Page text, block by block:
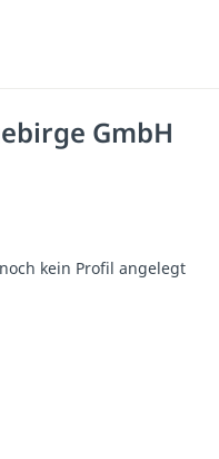
GmbH
kein Profil angelegt